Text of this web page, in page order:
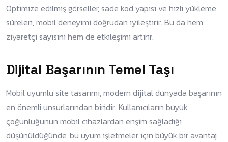
Optimize edilmiş görseller, sade kod yapısı ve hızlı yükleme
süreleri, mobil deneyimi doğrudan iyileştirir. Bu da hem
ziyaretçi sayısını hem de etkileşimi artırır.
Dijital Başarının Temel Taşı
Mobil uyumlu site tasarımı, modern dijital dünyada başarının
en önemli unsurlarından biridir. Kullanıcıların büyük
çoğunluğunun mobil cihazlardan erişim sağladığı
düşünüldüğünde, bu uyum işletmeler için büyük bir avantaj